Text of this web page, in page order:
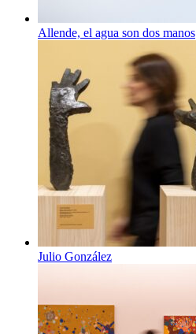
Allende, el agua son dos manos
Julio González